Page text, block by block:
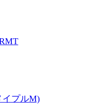
イプルM)